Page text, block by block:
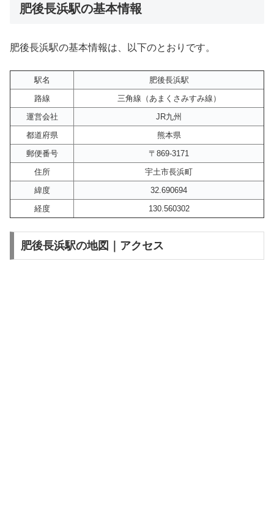
肥後長浜駅の基本情報
肥後長浜駅の基本情報は、以下のとおりです。
駅名
肥後長浜駅
路線
三角線（あまくさみすみ線）
運営会社
JR九州
都道府県
熊本県
郵便番号
〒869-3171
住所
宇土市長浜町
緯度
32.690694
経度
130.560302
肥後長浜駅の地図｜アクセス